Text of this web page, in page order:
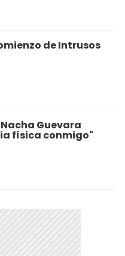
de Intrusos
Guevara
física conmigo"